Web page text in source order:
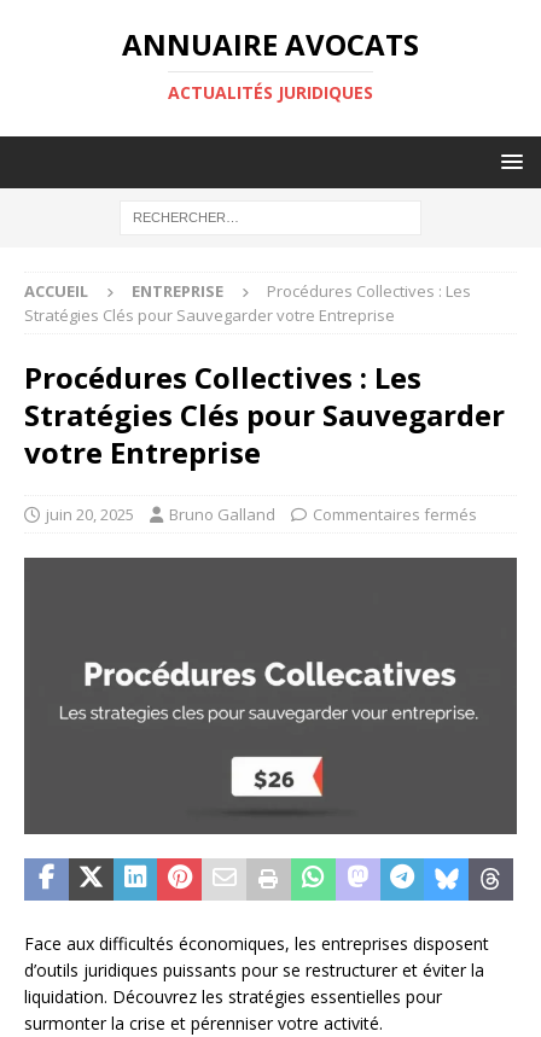
ANNUAIRE AVOCATS
ACTUALITÉS JURIDIQUES
ACCUEIL ENTREPRISE
Procédures Collectives : Les
Stratégies Clés pour Sauvegarder votre Entreprise
Procédures Collectives : Les
Stratégies Clés pour Sauvegarder
votre Entreprise
juin 20, 2025 Bruno Galland Commentaires fermés
Face aux difficultés économiques, les entreprises disposent
d’outils juridiques puissants pour se restructurer et éviter la
liquidation. Découvrez les stratégies essentielles pour
surmonter la crise et pérenniser votre activité.